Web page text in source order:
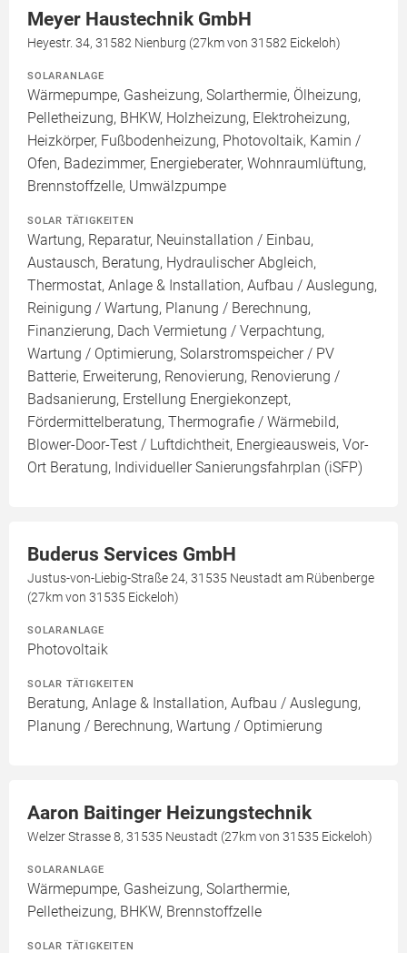
Meyer Haustechnik GmbH
Heyestr. 34, 31582 Nienburg (27km von 31582 Eickeloh)
SOLARANLAGE
Wärmepumpe, Gasheizung, Solarthermie, Ölheizung,
Pelletheizung, BHKW, Holzheizung, Elektroheizung,
Heizkörper, Fußbodenheizung, Photovoltaik, Kamin /
Ofen, Badezimmer, Energieberater, Wohnraumlüftung,
Brennstoffzelle, Umwälzpumpe
SOLAR TÄTIGKEITEN
Wartung, Reparatur, Neuinstallation / Einbau,
Austausch, Beratung, Hydraulischer Abgleich,
Thermostat, Anlage & Installation, Aufbau / Auslegung,
Reinigung / Wartung, Planung / Berechnung,
Finanzierung, Dach Vermietung / Verpachtung,
Wartung / Optimierung, Solarstromspeicher / PV
Batterie, Erweiterung, Renovierung, Renovierung /
Badsanierung, Erstellung Energiekonzept,
Fördermittelberatung, Thermografie / Wärmebild,
Blower-Door-Test / Luftdichtheit, Energieausweis, Vor-
Ort Beratung, Individueller Sanierungsfahrplan (iSFP)
Buderus Services GmbH
Justus-von-Liebig-Straße 24, 31535 Neustadt am Rübenberge
(27km von 31535 Eickeloh)
SOLARANLAGE
Photovoltaik
SOLAR TÄTIGKEITEN
Beratung, Anlage & Installation, Aufbau / Auslegung,
Planung / Berechnung, Wartung / Optimierung
Aaron Baitinger Heizungstechnik
Welzer Strasse 8, 31535 Neustadt (27km von 31535 Eickeloh)
SOLARANLAGE
Wärmepumpe, Gasheizung, Solarthermie,
Pelletheizung, BHKW, Brennstoffzelle
SOLAR TÄTIGKEITEN